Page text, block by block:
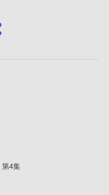
第4集